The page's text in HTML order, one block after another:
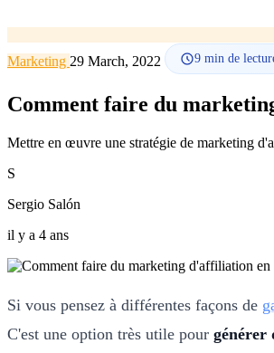
Marketing 29 March, 2022 9 min de
Comment faire du
Mettre en œuvre une stratégie de marketing
S
Sergio Salón
il y a 4 ans
Si vous pensez à différentes façons de
C'est une option très utile pour générer